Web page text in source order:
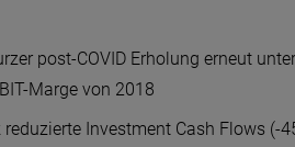
post-COVID Erholung erneut
Marge von 2018
Investment Cash Flows (-